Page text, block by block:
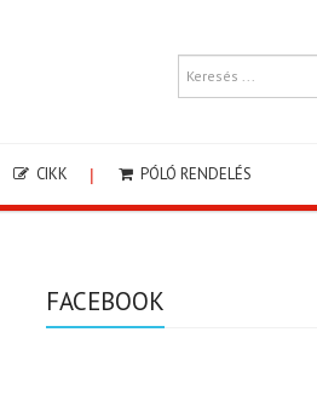
CIKK PÓLÓ RENDELÉS
FACEBOOK